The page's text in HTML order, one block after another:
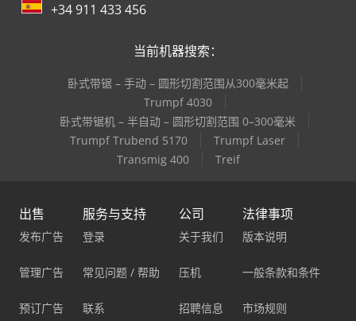
+34 911 433 456
当前机器搜索：
卧式带锯 – 手动 – 圆形切割范围从300毫米起
Trumpf 4030
卧式带锯机 – 半自动 – 圆形切割范围 0–300毫米
Trumpf Trubend 5170
Trumpf Laser
Transmig 400
Treif
出售
发布广告
管理广告
预订广告
服务与支持
登录
常见问题 / 帮助
联系
公司
关于我们
压机
招聘信息
法律事项
版本说明
一般条款和条件
市场规则